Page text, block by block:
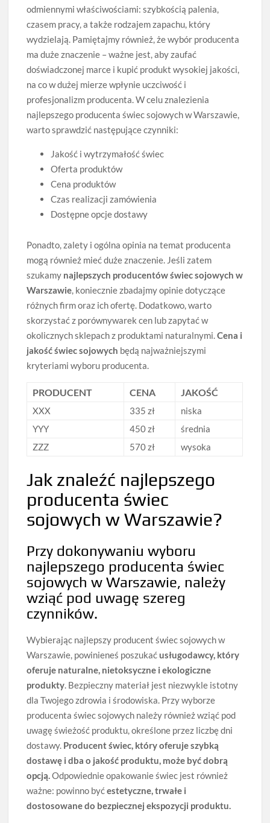
odmiennymi właściwościami: szybkością palenia,
czasem pracy, a także rodzajem zapachu, który
wydzielają. Pamiętajmy również, że wybór producenta
ma duże znaczenie – ważne jest, aby zaufać
doświadczonej marce i kupić produkt wysokiej jakości,
na co w dużej mierze wpłynie uczciwość i
profesjonalizm producenta. W celu znalezienia
najlepszego producenta świec sojowych w Warszawie,
warto sprawdzić następujące czynniki:
Jakość i wytrzymałość świec
Oferta produktów
Cena produktów
Czas realizacji zamówienia
Dostępne opcje dostawy
Ponadto, zalety i ogólna opinia na temat producenta
mogą również mieć duże znaczenie. Jeśli zatem
szukamy najlepszych producentów świec sojowych w
Warszawie, koniecznie zbadajmy opinie dotyczące
różnych firm oraz ich ofertę. Dodatkowo, warto
skorzystać z porównywarek cen lub zapytać w
okolicznych sklepach z produktami naturalnymi.Cena i
jakość świec sojowych będą najważniejszymi
kryteriami wyboru producenta.
PRODUCENT CENA JAKOŚĆ
XXX 335 zł
niska
YYY
450 zł
średnia
ZZZ
570 zł wysoka
Jak znaleźć najlepszego
producenta świec
sojowych w Warszawie?
Przy dokonywaniu wyboru
najlepszego producenta świec
sojowych w Warszawie, należy
wziąć pod uwagę szereg
czynników.
Wybierając najlepszy producent świec sojowych w
Warszawie, powinieneś poszukaćusługodawcy, który
oferuje naturalne, nietoksyczne i ekologiczne
produkty. Bezpieczny materiał jest niezwykle istotny
dla Twojego zdrowia i środowiska. Przy wyborze
producenta świec sojowych należy również wziąć pod
uwagę świeżość produktu, określone przez liczbę dni
dostawy. Producent świec, który oferuje szybką
dostawę i dba o jakość produktu, może być dobrą
opcją.Odpowiednie opakowanie świec jest również
ważne: powinno byćestetyczne, trwałe i
dostosowane do bezpiecznej ekspozycji produktu.